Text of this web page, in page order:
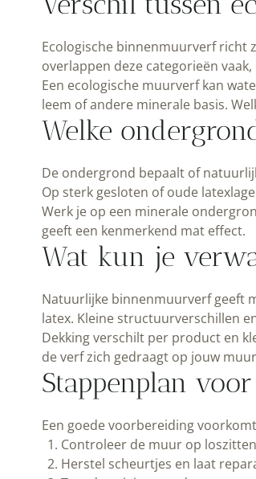
Ecologische binnenmuurverf richt
overlappen deze categorieën
Een ecologische muurverf kan
leem of andere minerale basis.
Welke
De ondergrond bepaalt of
Op sterk gesloten of oude
Werk je op een minerale
geeft een kenmerkend mat effect.
Wat kun je
Natuurlijke binnenmuurverf geeft
latex. Kleine structuurverschillen
Dekking verschilt per product en
de verf zich gedraagt op jouw
Stappenplan
Een goede voorbereiding
Controleer de muur op
Herstel scheurtjes en laat